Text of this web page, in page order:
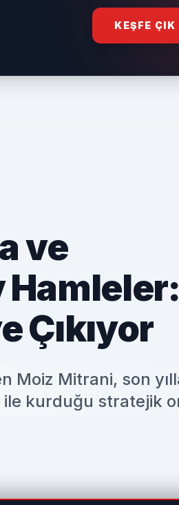
KEŞFE ÇIK
ve
Hamleler:
Çıkıyor
Moiz Mitrani, son
ile kurduğu stratejik